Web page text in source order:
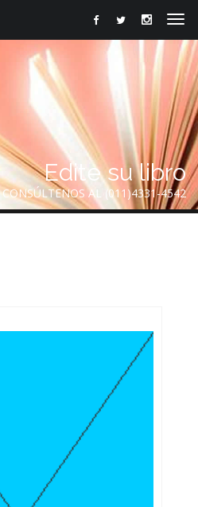
Edite su libro
CONSÚLTENOS AL (011)4331-4542